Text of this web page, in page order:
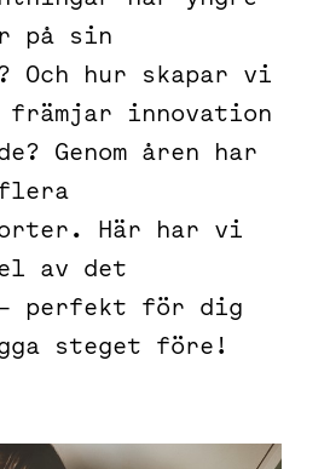
på sin
Och hur skapar vi
främjar innovation
Genom åren har
Här har vi
av det
perfekt för dig
steget före!
och utveckling ger status för